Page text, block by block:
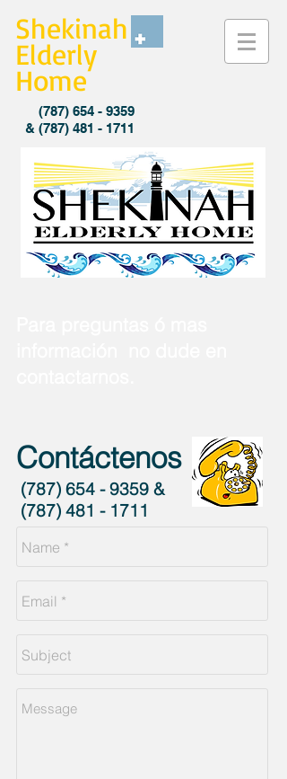
Shekinah
Elderly
Home
(787) 654 - 9359
& (787) 481 - 1711
Contáctenos
(787) 654 - 9359 &
(787) 481 - 1711